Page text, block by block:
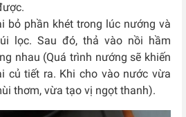
bỏ phần khét trong lúc nướng và
lọc. Sau đó, thả vào nồi hầm
nhau (Quá trình nướng sẽ khiến
củ tiết ra. Khi cho vào nước vừa
thơm, vừa tạo vị ngọt thanh).